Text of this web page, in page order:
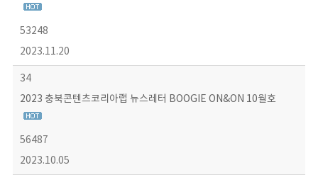
53248
2023.11.20
34
2023 충북콘텐츠코리아랩 뉴스레터 BOOGIE ON&ON 10월호
56487
2023.10.05